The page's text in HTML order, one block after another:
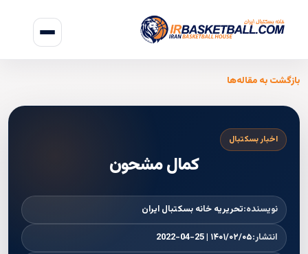
بازگشت به مقاله‌ها
اخبار بسکتبال
کمال مشحون
نویسنده:تحریریه خانه بسکتبال ایران
انتشار:۱۴۰۱/۰۲/۰۵ | 2022-04-25